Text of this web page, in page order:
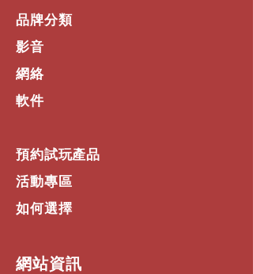
品牌分類
影音
網絡
軟件
預約試玩產品
活動專區
如何選擇
​網站資訊